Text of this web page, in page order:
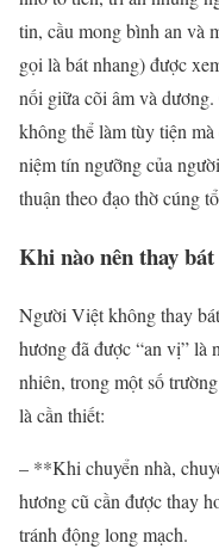
tin, cầu mong bình an và
gọi là bát nhang) được
nối giữa cõi âm và
không thể làm tùy tiện
niệm tín ngưỡng của
thuận theo đạo thờ cúng
Khi nào nên thay
Người Việt không thay
hương đã được “an vị” là
nhiên, trong một số
là cần thiết:
– **Khi chuyển nhà,
hương cũ cần được thay
tránh động long mạch.